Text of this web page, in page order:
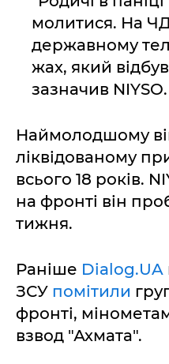
молитися. На
державному
жах, який
зазначив NIYSO.
Наймолодшому
ліквідованому
всього 18 років.
на фронті він
тижня.
Раніше Dialog.UA
ЗСУ помітили
фронті,
взвод "Ахмата".